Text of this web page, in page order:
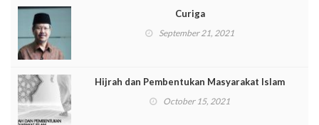
Curiga
September 21, 2021
Hijrah dan Pembentukan Masyarakat Islam
October 15, 2021